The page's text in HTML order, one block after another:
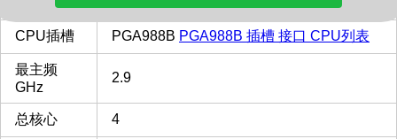
CPU插槽 PGA988B PGA988B 插槽 接口 CPU列表
最主频
GHz
2.9
总核心 4